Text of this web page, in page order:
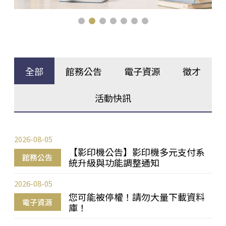
全部 館務公告 電子資源 徵才
活動快訊
館務公告
【影印機公告】影印機多元支付系
統升級與功能調整通知
2026-08-05
電子資源
您可能被停權！請勿大量下載資料
庫！
2026-08-05